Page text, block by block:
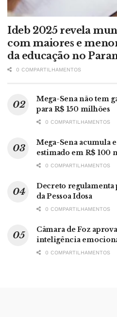
Ideb 2025 revela
com maiores e
da educação no
0 COMPARTILHAMENTOS
Mega-Sena não tem
para R$ 150 milhões
0 COMPARTILHAMENTOS
Mega-Sena acumula
estimado em R$ 100
0 COMPARTILHAMENTOS
Decreto regulamenta
da Pessoa Idosa
0 COMPARTILHAMENTOS
Câmara de Foz
inteligência
0 COMPARTILHAMENTOS